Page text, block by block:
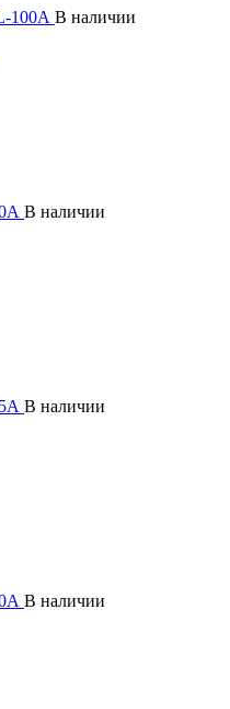
В наличии
В наличии
В наличии
В наличии